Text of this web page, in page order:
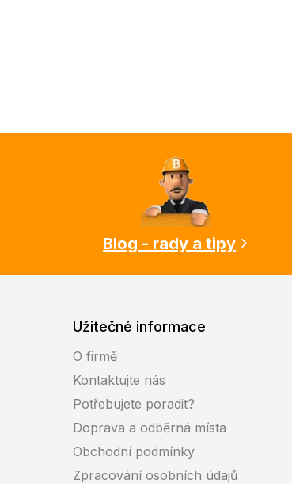
Blog - rady a tipy
Užitečné informace
O firmě
Kontaktujte nás
Potřebujete poradit?
Doprava a odběrná místa
Obchodní podmínky
Zpracování osobních údajů